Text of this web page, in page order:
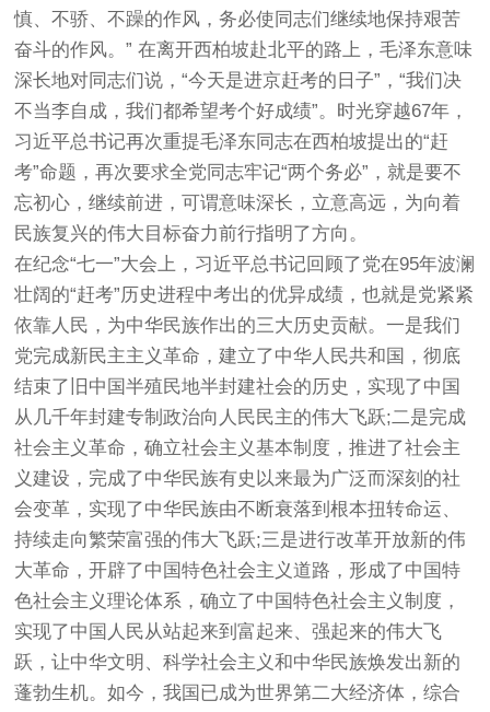
慎、不骄、不躁的作风，务必使同志们继续地保持艰苦
奋斗的作风。” 在离开西柏坡赴北平的路上，毛泽东意味
深长地对同志们说，“今天是进京赶考的日子”，“我们决
不当李自成，我们都希望考个好成绩”。时光穿越67年，
习近平总书记再次重提毛泽东同志在西柏坡提出的“赶
考”命题，再次要求全党同志牢记“两个务必”，就是要不
忘初心，继续前进，可谓意味深长，立意高远，为向着
民族复兴的伟大目标奋力前行指明了方向。
在纪念“七一”大会上，习近平总书记回顾了党在95年波澜
壮阔的“赶考”历史进程中考出的优异成绩，也就是党紧紧
依靠人民，为中华民族作出的三大历史贡献。一是我们
党完成新民主主义革命，建立了中华人民共和国，彻底
结束了旧中国半殖民地半封建社会的历史，实现了中国
从几千年封建专制政治向人民民主的伟大飞跃;二是完成
社会主义革命，确立社会主义基本制度，推进了社会主
义建设，完成了中华民族有史以来最为广泛而深刻的社
会变革，实现了中华民族由不断衰落到根本扭转命运、
持续走向繁荣富强的伟大飞跃;三是进行改革开放新的伟
大革命，开辟了中国特色社会主义道路，形成了中国特
色社会主义理论体系，确立了中国特色社会主义制度，
实现了中国人民从站起来到富起来、强起来的伟大飞
跃，让中华文明、科学社会主义和中华民族焕发出新的
蓬勃生机。如今，我国已成为世界第二大经济体，综合